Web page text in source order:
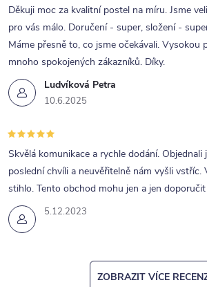
Ludvíková Petra
10.6.2025
Děkuji moc za kvalitní postel na míru. Jsme
pro vás málo. Doručení - super, složení -
Máme přesně to, co jsme očekávali. Vysokou
mnoho spokojených zákazníků. Díky.
5.12.2023
Skvělá komunikace a rychle dodání. Objednali
poslední chvíli a neuvěřitelně nám vyšli vstříc.
stihlo. Tento obchod mohu jen a jen doporučit
ZOBRAZIT VÍCE